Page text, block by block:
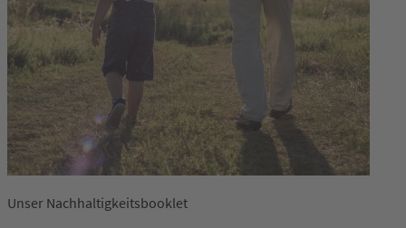
Unser Nachhaltigkeitsbooklet